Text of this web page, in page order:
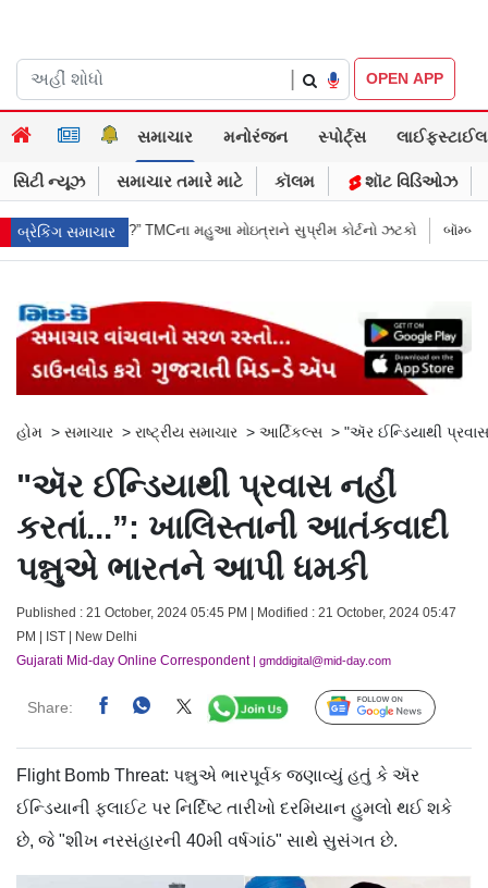
OPEN APP
સમાચાર મનોરંજન સ્પોર્ટ્સ લાઈફસ્ટાઈલ
સિટી ન્યૂઝ સમાચાર તમારે માટે કૉલમ શૉટ વિડિઓઝ
બ્રેકિંગ સમાચાર
સુપ્રીમ કોર્ટનો ઝટકો બૉમ્બની ધમકી બાદ મુંબઈમાં હાઈ ઍલર્ટ: શહેરની
હોમ > સમાચાર > રાષ્ટ્રીય સમાચાર > આર્ટિકલ્સ > "ઍર ઈન્ડિયાથી
"ઍર ઈન્ડિયાથી પ્રવાસ નહીં
કરતાં...”: ખાલિસ્તાની આતંકવાદી
પન્નુએ ભારતને આપી ધમકી
Published : 21 October, 2024 05:45 PM | Modified : 21 October, 2024 05:47
PM | IST | New Delhi
Gujarati Mid-day Online Correspondent| gmddigital@mid-day.com
Share: Follow Us
Flight Bomb Threat: પન્નુએ ભારપૂર્વક જણાવ્યું હતું કે ઍર
ઈન્ડિયાની ફ્લાઈટ પર નિર્દિષ્ટ તારીખો દરમિયાન હુમલો થઈ શકે
છે, જે "શીખ નરસંહારની 40મી વર્ષગાંઠ" સાથે સુસંગત છે.